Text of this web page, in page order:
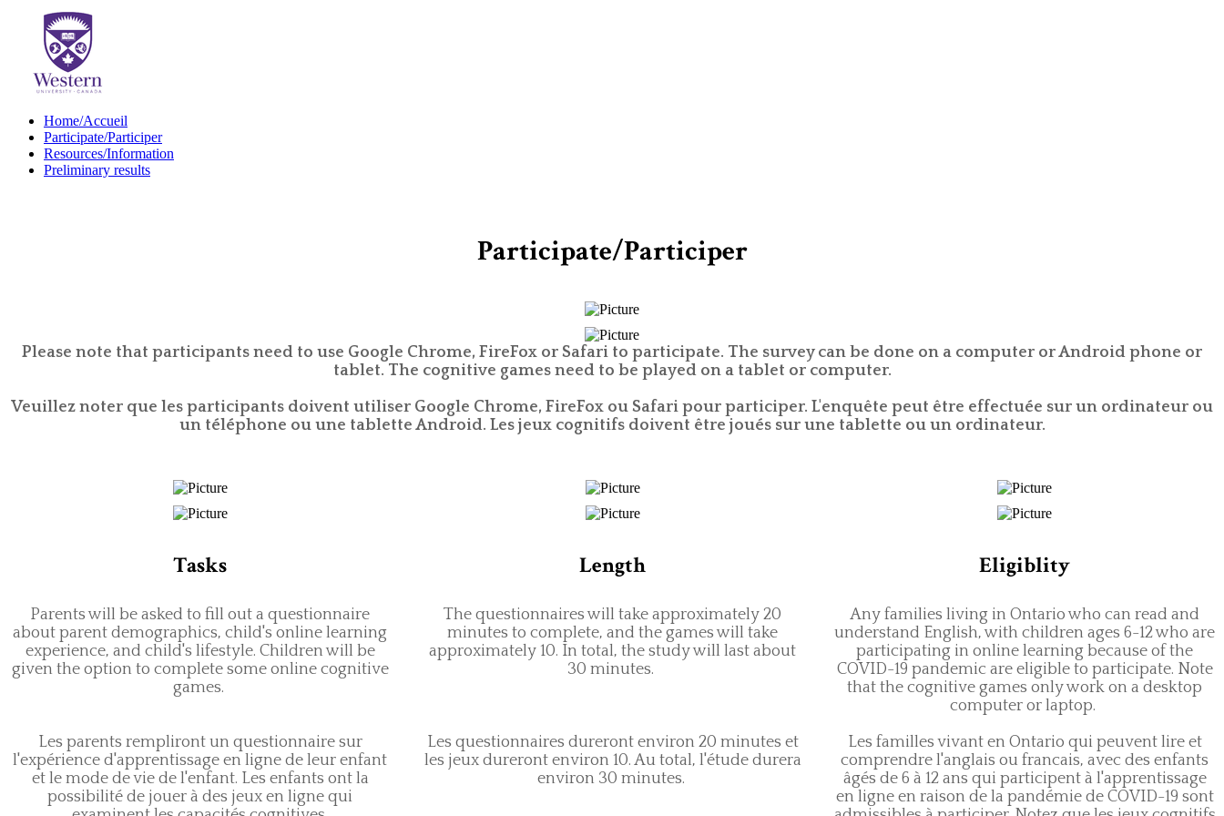
Home/Accueil
Participate/Participer
Resources/Information
Preliminary results
Participate/Participer
Please note that participants need to use Google Chrome, FireFox or Safari to participate. The survey can be done on a computer or Android phone or
tablet. The cognitive games need to be played on a tablet or computer.
Veuillez noter que les participants doivent utiliser Google Chrome, FireFox ou Safari pour participer. L'enquête peut être effectuée sur un ordinateur ou
un téléphone ou une tablette Android. Les jeux cognitifs doivent être joués sur une tablette ou un ordinateur.
Tasks
Parents will be asked to fill out a questionnaire
about parent demographics, child's online learning
experience, and child's lifestyle. Children will be
given the option to complete some online cognitive
games.
​Les parents rempliront un questionnaire sur
l'expérience d'apprentissage en ligne de leur enfant
et le mode de vie de l'enfant. Les enfants ont la
possibilité de jouer à des jeux en ligne qui
Length
The questionnaires will take approximately 20
minutes to complete, and the games will take
approximately 10. In total, the study will last about
30 minutes.
​Les questionnaires dureront environ 20 minutes et
les jeux dureront environ 10. Au total, l'étude durera
environ 30 minutes.
Eligiblity
Any families living in Ontario who can read and
understand English, with children ages 6-12 who are
participating in online learning because of the
COVID-19 pandemic are eligible to participate. Note
that the cognitive games only work on a desktop
computer or laptop.
​Les familles vivant en Ontario qui peuvent lire et
comprendre l'anglais ou francais, avec des enfants
âgés de 6 à 12 ans qui participent à l'apprentissage
en ligne en raison de la pandémie de COVID-19 sont